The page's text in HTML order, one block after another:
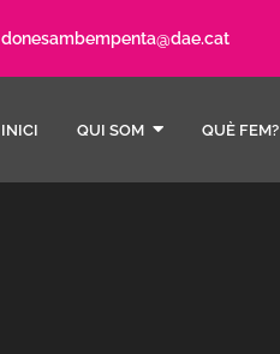
donesambempenta@dae.cat
INICI QUI SOM QUÈ FEM?